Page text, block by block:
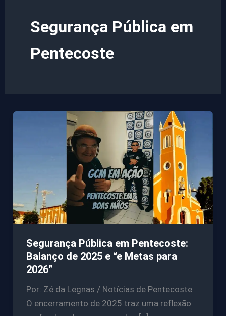
Segurança Pública em
Pentecoste
Segurança Pública em Pentecoste:
Balanço de 2025 e “e Metas para
2026”
Por: Zé da Legnas / Notícias de Pentecoste
O encerramento de 2025 traz uma reflexão